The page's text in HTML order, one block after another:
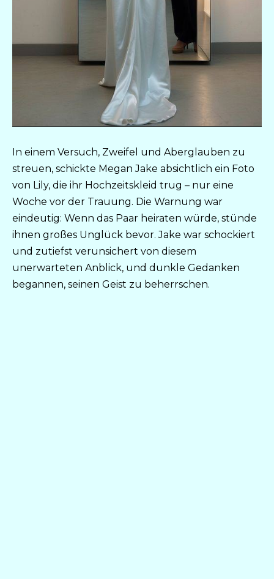
In einem Versuch, Zweifel und Aberglauben zu
streuen, schickte Megan Jake absichtlich ein Foto
von Lily, die ihr Hochzeitskleid trug – nur eine
Woche vor der Trauung. Die Warnung war
eindeutig: Wenn das Paar heiraten würde, stünde
ihnen großes Unglück bevor. Jake war schockiert
und zutiefst verunsichert von diesem
unerwarteten Anblick, und dunkle Gedanken
begannen, seinen Geist zu beherrschen.